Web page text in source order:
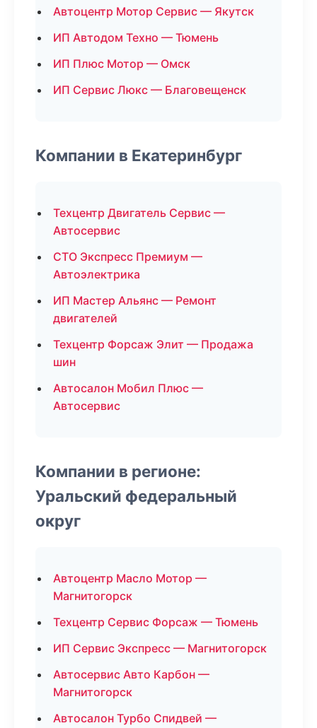
Автоцентр Мотор Сервис — Якутск
ИП Автодом Техно — Тюмень
ИП Плюс Мотор — Омск
ИП Сервис Люкс — Благовещенск
Компании в Екатеринбург
Техцентр Двигатель Сервис —
Автосервис
СТО Экспресс Премиум —
Автоэлектрика
ИП Мастер Альянс — Ремонт
двигателей
Техцентр Форсаж Элит — Продажа
шин
Автосалон Мобил Плюс —
Автосервис
Компании в регионе:
Уральский федеральный
округ
Автоцентр Масло Мотор —
Магнитогорск
Техцентр Сервис Форсаж — Тюмень
ИП Сервис Экспресс — Магнитогорск
Автосервис Авто Карбон —
Магнитогорск
Автосалон Турбо Спидвей —